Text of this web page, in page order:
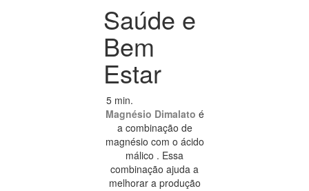
Saúde e
Bem
Estar
5 min.
Magnésio Dimalato é
a combinação de
magnésio com o ácido
málico . Essa
combinação ajuda a
melhorar a produção